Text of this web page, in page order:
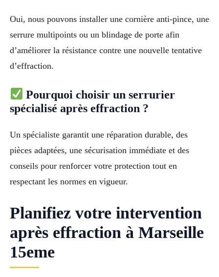
Oui, nous pouvons installer une cornière anti-pince, une
serrure multipoints ou un blindage de porte afin
d’améliorer la résistance contre une nouvelle tentative
d’effraction.
Pourquoi choisir un serrurier
spécialisé après effraction ?
Un spécialiste garantit une réparation durable, des
pièces adaptées, une sécurisation immédiate et des
conseils pour renforcer votre protection tout en
respectant les normes en vigueur.
Planifiez votre intervention
après effraction à Marseille
15eme